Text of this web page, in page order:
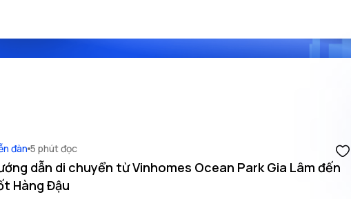
đàn 5 phút đọc
dẫn di chuyển từ Vinhomes Ocean Park Gia Lâm đến
Hàng Đậu